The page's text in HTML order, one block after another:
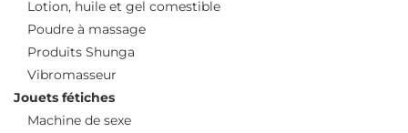
Lotion, huile et gel comestible
Poudre à massage
Produits Shunga
Vibromasseur
Jouets fétiches
Machine de sexe